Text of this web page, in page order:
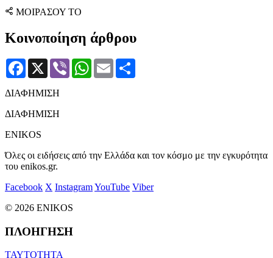
ΜΟΙΡΑΣΟΥ ΤΟ
Κοινοποίηση άρθρου
Facebook
X Viber WhatsApp
Email
ΔΙΑΦΗΜΙΣΗ
ΔΙΑΦΗΜΙΣΗ
ENIKOS
Όλες οι ειδήσεις από την Ελλάδα και τον κόσμο με την εγκυρότητα
του enikos.gr.
Facebook X InstagramYouTube Viber
© 2026 ENIKOS
ΠΛΟΗΓΗΣΗ
ΤΑΥΤΟΤΗΤΑ